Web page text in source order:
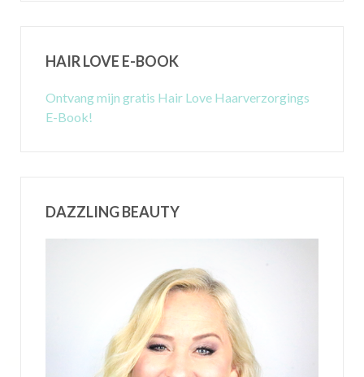
HAIR LOVE E-BOOK
Ontvang mijn gratis Hair Love Haarverzorgings
E-Book!
DAZZLING BEAUTY